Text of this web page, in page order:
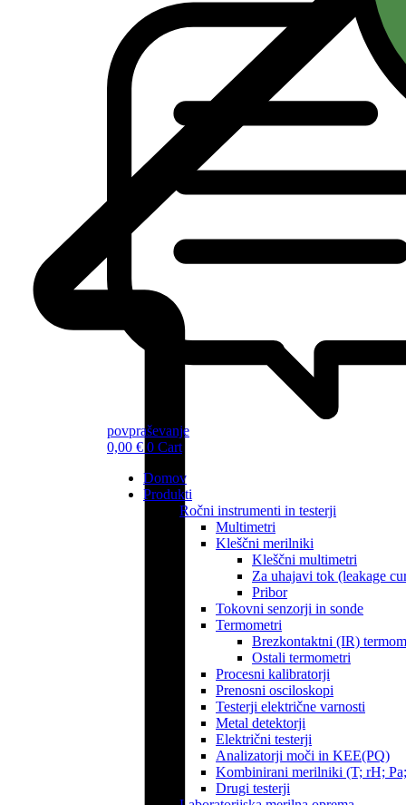
povpraševanje
0,00 € 0 Cart
Domov
Produkti
Ročni instrumenti in testerji
Multimetri
Kleščni merilniki
Kleščni multimetri
Za uhajavi tok (leakage
Pribor
Tokovni senzorji in sonde
Termometri
Brezkontaktni (IR)
Ostali termometri
Procesni kalibratorji
Prenosni osciloskopi
Testerji električne varnosti
Metal detektorji
Električni testerji
Analizatorji moči in KEE(PQ)
Kombinirani merilniki (T; rH;
Drugi testerji